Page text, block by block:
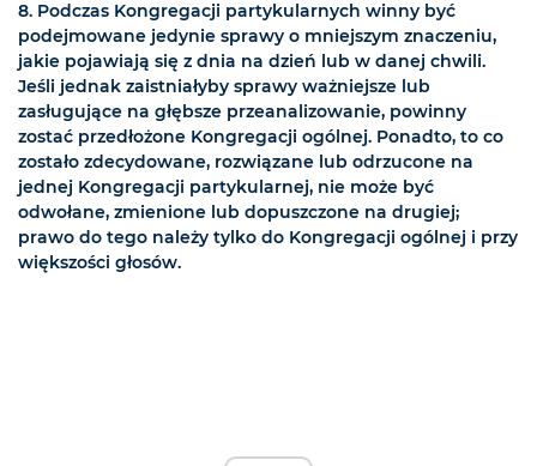
8. Podczas Kongregacji partykularnych winny być
podejmowane jedynie sprawy o mniejszym znaczeniu,
jakie pojawiają się z dnia na dzień lub w danej chwili.
Jeśli jednak zaistniałyby sprawy ważniejsze lub
zasługujące na głębsze przeanalizowanie, powinny
zostać przedłożone Kongregacji ogólnej. Ponadto, to co
zostało zdecydowane, rozwiązane lub odrzucone na
jednej Kongregacji partykularnej, nie może być
odwołane, zmienione lub dopuszczone na drugiej;
prawo do tego należy tylko do Kongregacji ogólnej i przy
większości głosów.